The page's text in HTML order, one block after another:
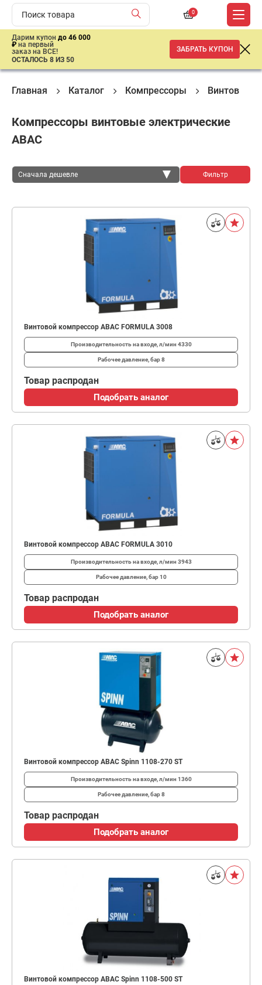
0
Дарим купон до 46 000
₽ на первый
заказ на ВСЕ!
ОСТАЛОСЬ 8 ИЗ 50
ЗАБРАТЬ КУПОН
Главная Каталог Компрессоры Винтовые
Компрессоры винтовые электрические
ABAC
Сначала дешевле Фильтр
Винтовой компрессор ABAC FORMULA 3008
Производительность на входе, л/мин 4330
Рабочее давление, бар8
Товар распродан
Подобрать аналог
Винтовой компрессор ABAC FORMULA 3010
Производительность на входе, л/мин 3943
Рабочее давление, бар10
Товар распродан
Подобрать аналог
Винтовой компрессор ABAC Spinn 1108-270 ST
Производительность на входе, л/мин 1360
Рабочее давление, бар8
Товар распродан
Подобрать аналог
Винтовой компрессор ABAC Spinn 1108-500 ST